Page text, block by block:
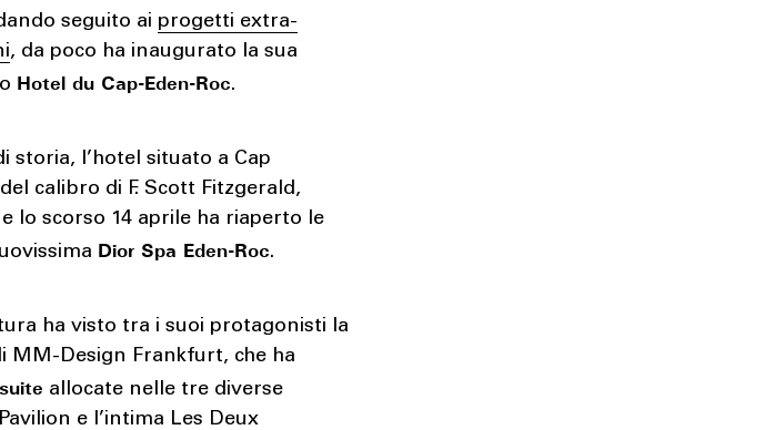
seguito ai progetti extra-
, da poco ha inaugurato la sua
Hotel du Cap-Eden-Roc.
storia, l’hotel situato a Cap
calibro di F. Scott Fitzgerald,
lo scorso 14 aprile ha riaperto le
Dior Spa Eden-Roc.
ha visto tra i suoi protagonisti la
MM-Design Frankfurt, che ha
allocate nelle tre diverse
e l’intima Les Deux